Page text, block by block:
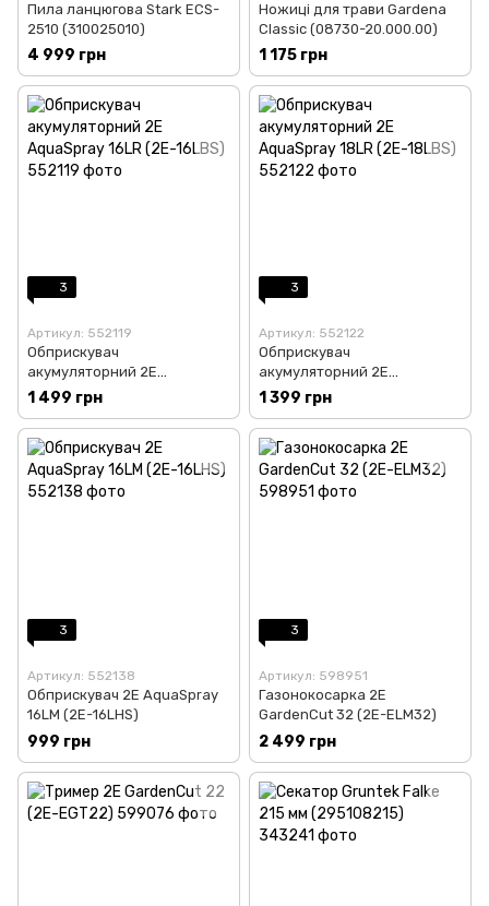
Пила ланцюгова Stark ECS-
2510 (310025010)
4 999 грн
Ножиці для трави Gardena
Classic (08730-20.000.00)
1 175 грн
3
Артикул: 552119
Обприскувач
акумуляторний 2E
AquaSpray 16LR (2E-16LBS)
1 499 грн
3
Артикул: 552122
Обприскувач
акумуляторний 2E
AquaSpray 18LR (2E-18LBS)
1 399 грн
3
Артикул: 552138
Обприскувач 2E AquaSpray
16LM (2E-16LHS)
999 грн
3
Артикул: 598951
Газонокосарка 2E
GardenCut 32 (2E-ELM32)
2 499 грн